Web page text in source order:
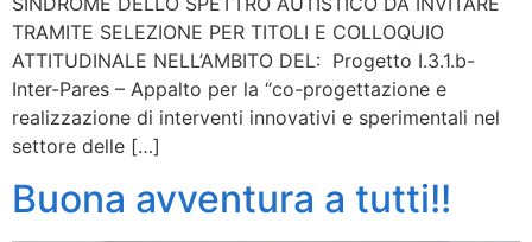
TRAMITE SELEZIONE PER TITOLI E COLLOQUIO
ATTITUDINALE NELL’AMBITO DEL: Progetto I.3.1.b-
Inter-Pares – Appalto per la “co-progettazione e
realizzazione di interventi innovativi e sperimentali nel
settore delle […]
Buona avventura a tutti!!